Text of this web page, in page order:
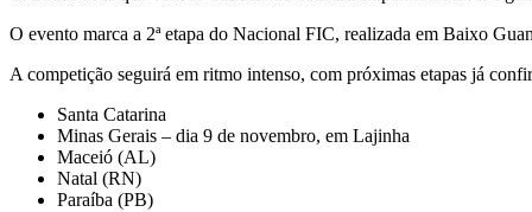
O evento marca a 2ª etapa do Nacional FIC, realizada em Baixo
A competição seguirá em ritmo intenso, com próximas etapas já
Santa Catarina
Minas Gerais – dia 9 de novembro, em Lajinha
Maceió (AL)
Natal (RN)
Paraíba (PB)